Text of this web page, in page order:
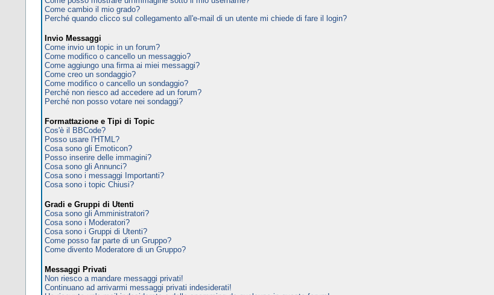
Come cambio il mio grado?
Perché quando clicco sul collegamento all'e-mail di un utente mi chiede di fare il login?
Invio Messaggi
Come invio un topic in un forum?
Come modifico o cancello un messaggio?
Come aggiungo una firma ai miei messaggi?
Come creo un sondaggio?
Come modifico o cancello un sondaggio?
Perché non riesco ad accedere ad un forum?
Perché non posso votare nei sondaggi?
Formattazione e Tipi di Topic
Cos'è il BBCode?
Posso usare l'HTML?
Cosa sono gli Emoticon?
Posso inserire delle immagini?
Cosa sono gli Annunci?
Cosa sono i messaggi Importanti?
Cosa sono i topic Chiusi?
Gradi e Gruppi di Utenti
Cosa sono gli Amministratori?
Cosa sono i Moderatori?
Cosa sono i Gruppi di Utenti?
Come posso far parte di un Gruppo?
Come divento Moderatore di un Gruppo?
Messaggi Privati
Non riesco a mandare messaggi privati!
Continuano ad arrivarmi messaggi privati indesiderati!